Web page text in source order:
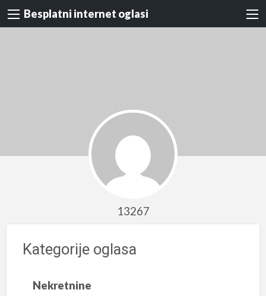
Besplatni internet oglasi
13267
Kategorije oglasa
Nekretnine